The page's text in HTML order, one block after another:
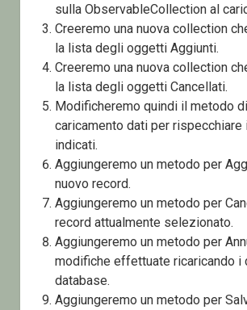
sulla ObservableCollection al
Creeremo una nuova collection
la lista degli oggetti Aggiunti.
Creeremo una nuova collection
la lista degli oggetti Cancellati.
Modificheremo quindi il metodo di
caricamento dati per
indicati.
Aggiungeremo un metodo per
nuovo record.
Aggiungeremo un metodo per
record attualmente selezionato.
Aggiungeremo un metodo per
modifiche effettuate ricaricando i
database.
Aggiungeremo un metodo per